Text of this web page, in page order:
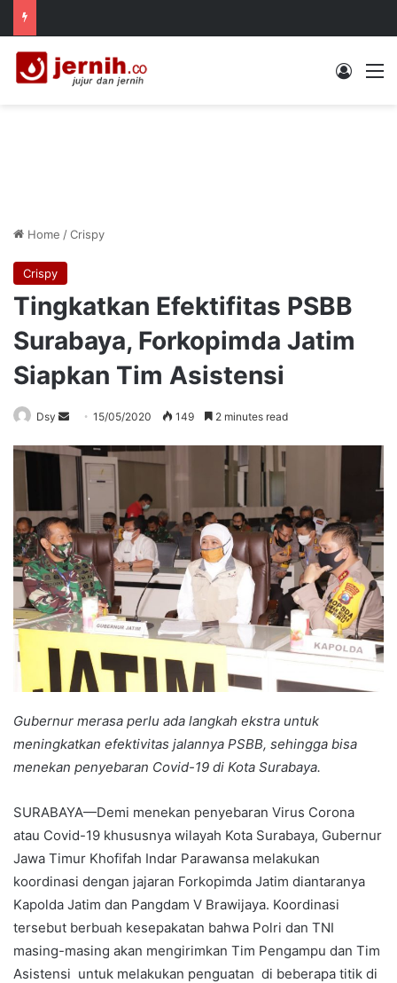
Log In
Home /Crispy
Crispy
Tingkatkan Efektifitas PSBB
Surabaya, Forkopimda Jatim
Siapkan Tim Asistensi
Dsy
Send
email
15/05/2020 149 2 minutes read
Gubernur merasa perlu ada langkah ekstra untuk
meningkatkan efektivitas jalannya PSBB, sehingga bisa
menekan penyebaran Covid-19 di Kota Surabaya.
SURABAYA—Demi menekan penyebaran Virus Corona
atau Covid-19 khususnya wilayah Kota Surabaya, Gubernur
Jawa Timur Khofifah Indar Parawansa melakukan
koordinasi dengan jajaran Forkopimda Jatim diantaranya
Kapolda Jatim dan Pangdam V Brawijaya. Koordinasi
tersebut berbuah kesepakatan bahwa Polri dan TNI
masing-masing akan mengirimkan Tim Pengampu dan Tim
Asistensi untuk melakukan penguatan di beberapa titik di